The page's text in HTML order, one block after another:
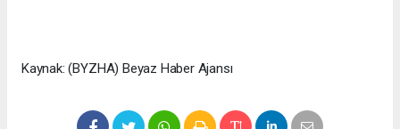
Kaynak: (BYZHA) Beyaz Haber Ajansı